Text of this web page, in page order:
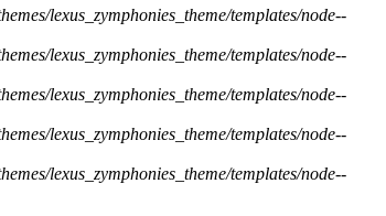
lexus_zymphonies_theme/templates/node--
lexus_zymphonies_theme/templates/node--
lexus_zymphonies_theme/templates/node--
lexus_zymphonies_theme/templates/node--
lexus_zymphonies_theme/templates/node--